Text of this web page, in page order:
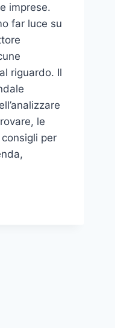
imprese.
far luce su
riguardo. Il
le
per